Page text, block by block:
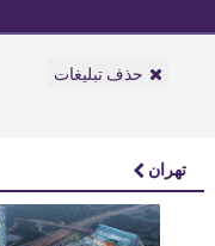
حذف تبلیغات
تهران